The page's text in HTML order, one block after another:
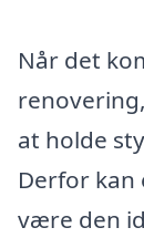
Når det
at holde
Derfor
være den